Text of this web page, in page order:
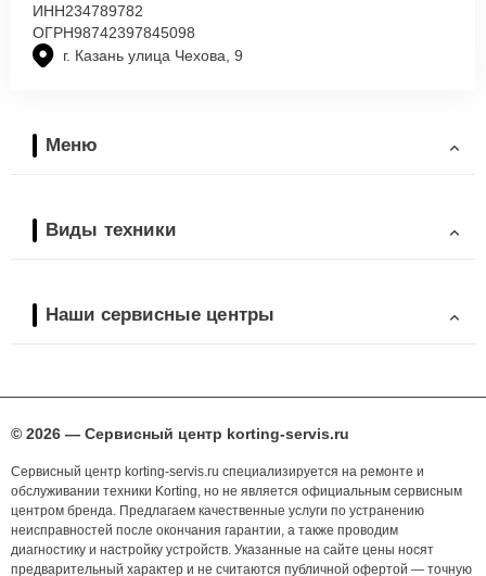
г. Казань улица Чехова, 9
ИНН234789782
ОГРН98742397845098
Меню
Виды техники
Наши сервисные центры
© 2026 — Сервисный центр korting-servis.ru
Сервисный центр korting-servis.ru специализируется на ремонте и
обслуживании техники Korting, но не является официальным сервисным
центром бренда. Предлагаем качественные услуги по устранению
неисправностей после окончания гарантии, а также проводим
диагностику и настройку устройств. Указанные на сайте цены носят
предварительный характер и не считаются публичной офертой — точную